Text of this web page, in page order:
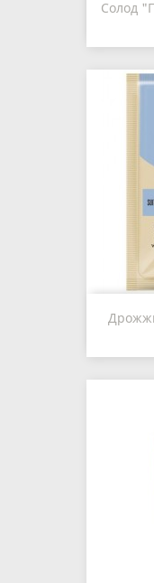
Солод